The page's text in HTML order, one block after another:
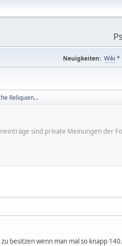
Neuigkeiten: Wiki *
Reliquien...
sind private Meinungen der
besitzen wenn man mal so knapp